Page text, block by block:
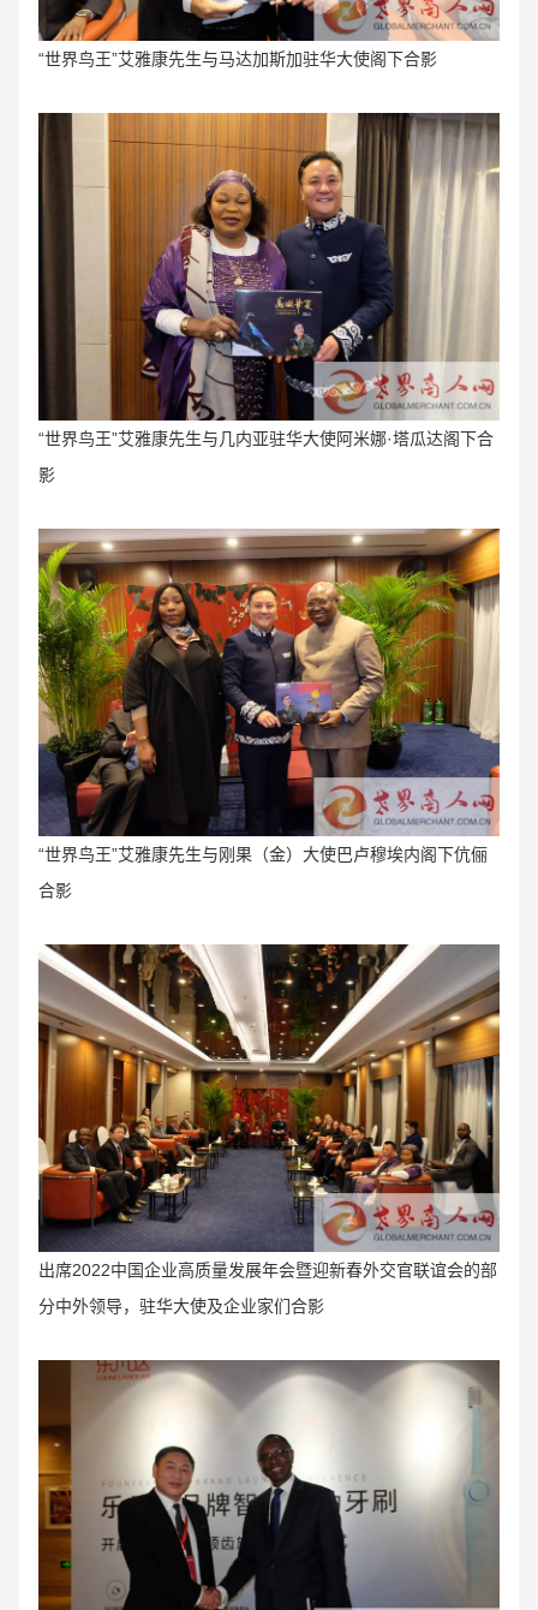
“世界鸟王”艾雅康先生与马达加斯加驻华大使阁下合影
“世界鸟王”艾雅康先生与几内亚驻华大使阿米娜·塔瓜达阁下合
影
“世界鸟王”艾雅康先生与刚果（金）大使巴卢穆埃内阁下伉俪
合影
出席2022中国企业高质量发展年会暨迎新春外交官联谊会的部
分中外领导，驻华大使及企业家们合影